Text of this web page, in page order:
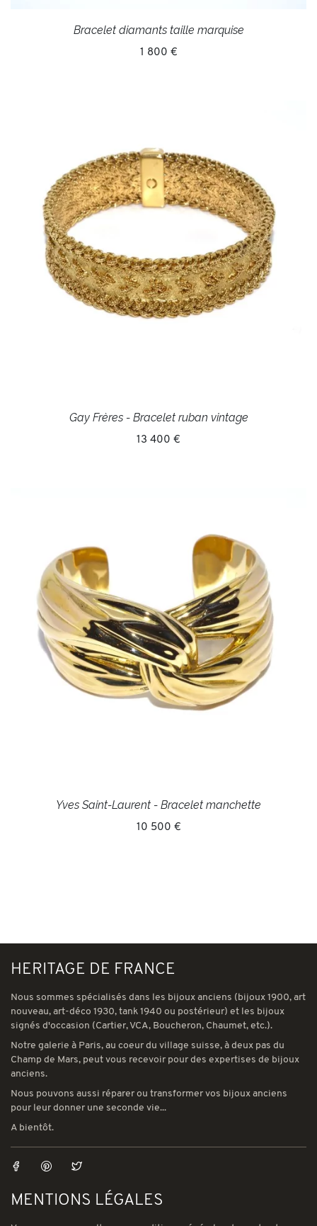
Bracelet diamants taille marquise
1 800 €
Gay Frères - Bracelet ruban vintage
13 400 €
Yves Saint-Laurent - Bracelet manchette
10 500 €
HERITAGE DE FRANCE
Nous sommes spécialisés dans les bijoux anciens (bijoux 1900, art
nouveau, art-déco 1930, tank 1940 ou postérieur) et les bijoux
signés d'occasion (Cartier, VCA, Boucheron, Chaumet, etc.).
Notre galerie à Paris, au coeur du village suisse, à deux pas du
Champ de Mars, peut vous recevoir pour des expertises de bijoux
anciens.
Nous pouvons aussi réparer ou transformer vos bijoux anciens
pour leur donner une seconde vie...
A bientôt.
MENTIONS LÉGALES